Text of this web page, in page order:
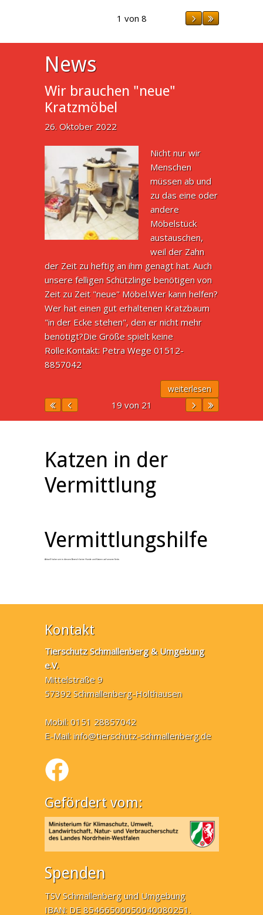
1 von 8
News
Wir brauchen "neue"
Kratzmöbel
26. Oktober 2022
Nicht nur wir
Menschen
müssen ab und
zu das eine oder
andere
Möbelstück
austauschen,
weil der Zahn
der Zeit zu heftig an ihm genagt hat. Auch
unsere felligen Schützlinge benötigen von
Zeit zu Zeit "neue" Möbel.Wer kann helfen?
Wer hat einen gut erhaltenen Kratzbaum
"in der Ecke stehen", den er nicht mehr
benötigt?Die Größe spielt keine
Rolle.Kontakt: Petra Wege 01512-
8857042
weiterlesen
19 von 21
Katzen in der
Vermittlung
Vermittlungshilfe
Aktuell haben wir in diesem Bereich keine Hunde und Katzen auf unserer Seite.
Kontakt
Tierschutz Schmallenberg & Umgebung
e.V.
Mittelstraße 9
57392 Schmallenberg-Holthausen
Mobil: 0151 28857042
E-Mail:info@tierschutz-schmallenberg.de
Gefördert vom:
Spenden
TSV Schmallenberg und Umgebung
IBAN: DE 85466500050040080251.